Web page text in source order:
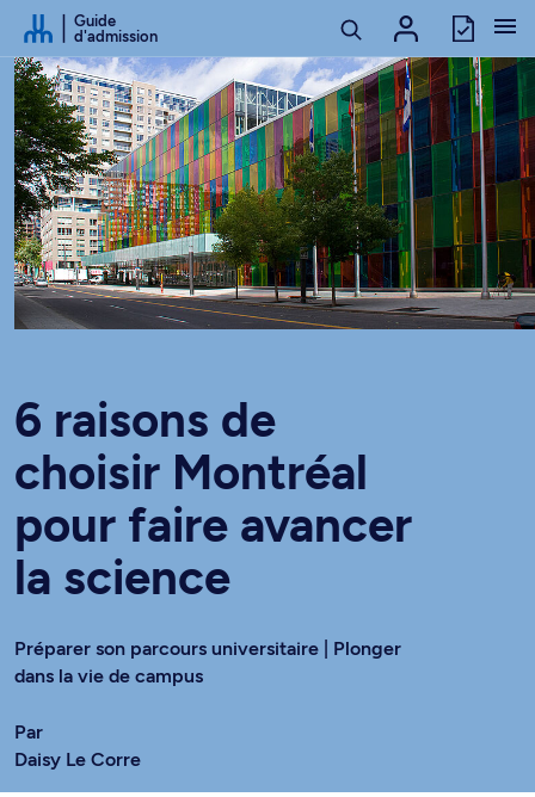
Passer au contenu
Guide
d'admission
6 raisons de
choisir Montréal
pour faire avancer
la science
Préparer son parcours universitaire | Plonger
dans la vie de campus
Par
Daisy Le Corre